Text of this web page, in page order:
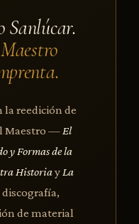
la reedición de
Maestro —El
y Formas de la
HistoriayLa
de material